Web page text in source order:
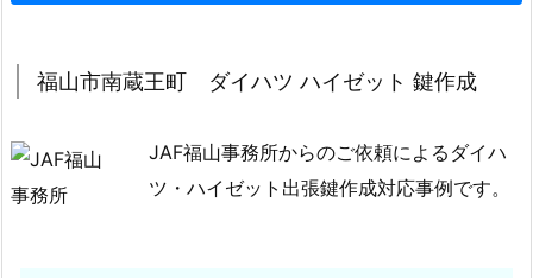
町
ダ
キ
福山市南蔵王町 ダイハツ ハイゼット 鍵作成
JAF福山事務所からのご依頼によるダイハ
ツ・ハイゼット出張鍵作成対応事例です。